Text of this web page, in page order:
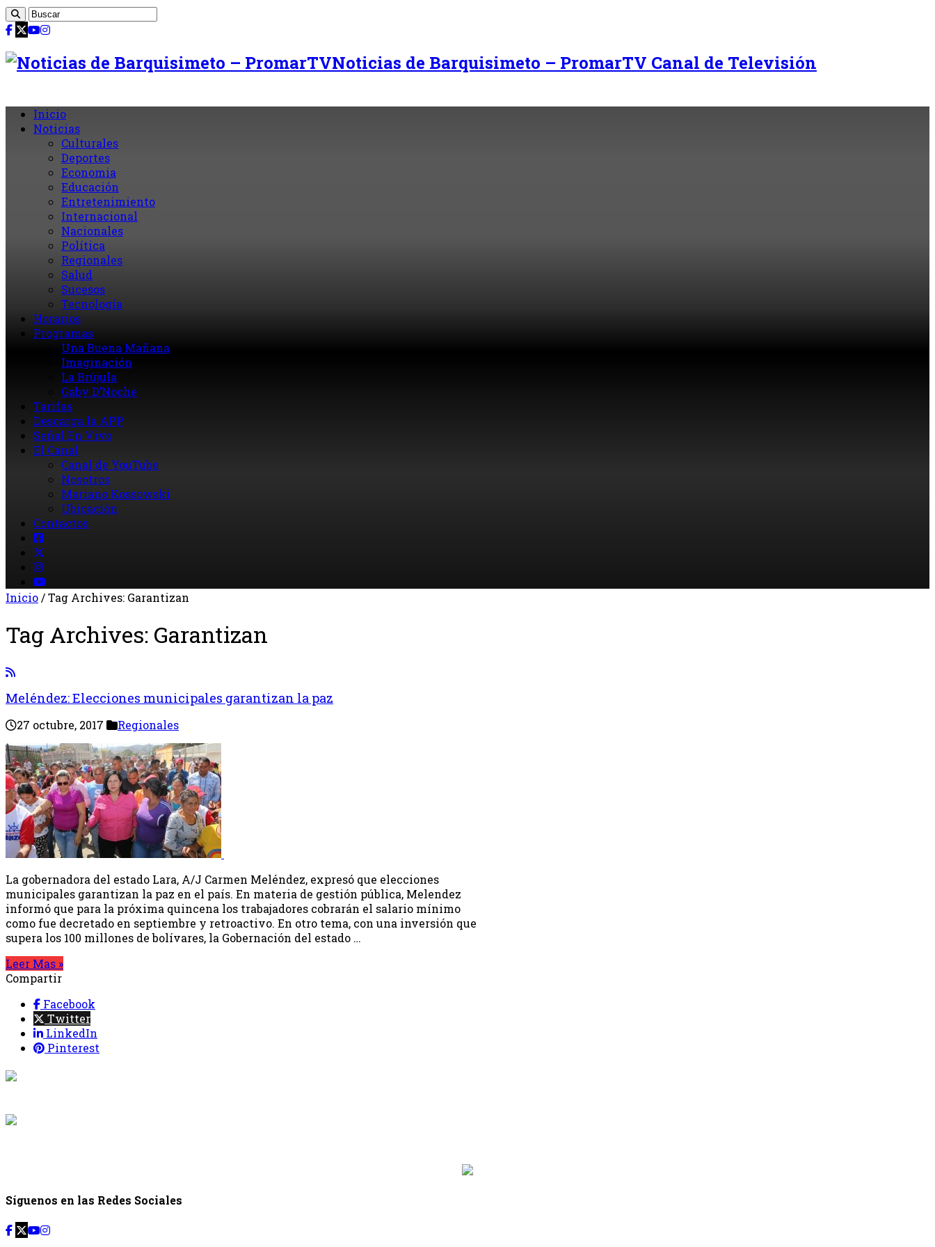
Noticias de Barquisimeto – PromarTV Canal de Televisión
Inicio
Noticias
Culturales
Deportes
Economia
Educación
Entretenimiento
Internacional
Nacionales
Política
Regionales
Salud
Sucesos
Tecnología
Horarios
Programas
Una Buena Mañana
Imaginación
La Brújula
Gaby D’Noche
Tarifas
Descarga la APP
Señal En Vivo
El Canal
Canal de YouTube
Nosotros
Mariano Kossowski
Ubicación
Contactos
Inicio/Tag Archives: Garantizan
Tag Archives: Garantizan
Meléndez: Elecciones municipales garantizan la paz
27 octubre, 2017 Regionales
La gobernadora del estado Lara, A/J Carmen Meléndez, expresó que elecciones
municipales garantizan la paz en el país. En materia de gestión pública, Melendez
informó que para la próxima quincena los trabajadores cobrarán el salario mínimo
como fue decretado en septiembre y retroactivo. En otro tema, con una inversión que
supera los 100 millones de bolívares, la Gobernación del estado …
Leer Mas »
Compartir
Facebook
Twitter
LinkedIn
Pinterest
Síguenos en las Redes Sociales